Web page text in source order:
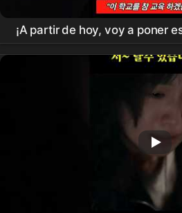
¡A partir de hoy, voy a poner
# Netflix # ChamGyoyuk